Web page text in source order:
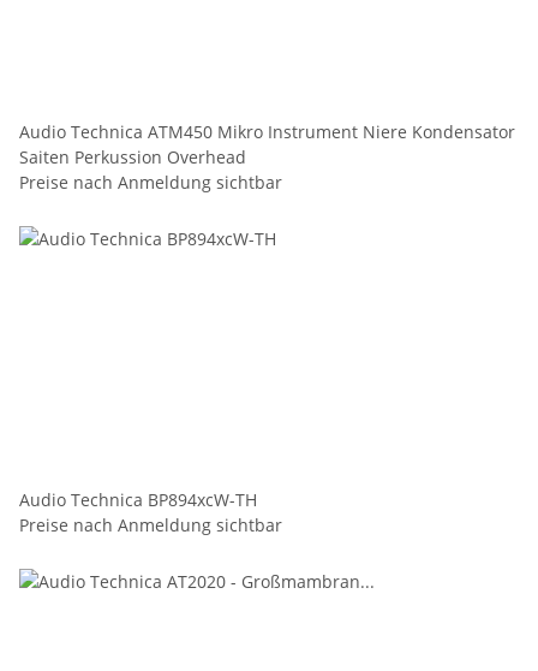
Audio Technica ATM450 Mikro Instrument Niere Kondensator
Saiten Perkussion Overhead
Preise nach Anmeldung sichtbar
Audio Technica BP894xcW-TH
Preise nach Anmeldung sichtbar